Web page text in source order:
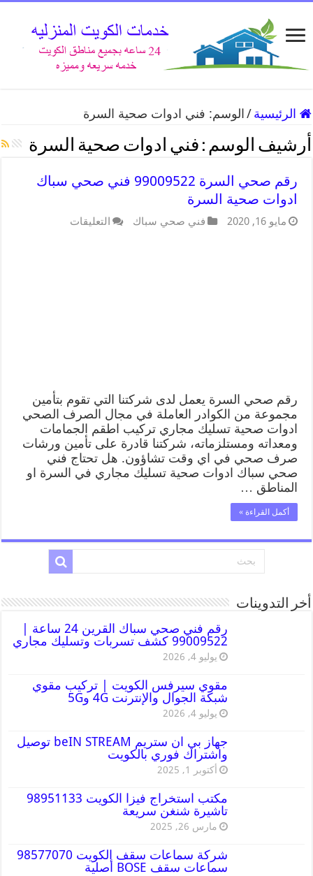
الرئيسية / الوسم: فني ادوات صحية السرة
أرشيف الوسم : فني ادوات صحية السرة
رقم صحي السرة 99009522 فني صحي سباك
ادوات صحية السرة
مايو 16, 2020 فني صحي سباك التعليقات
رقم صحي السرة يعمل لدى شركتنا التي تقوم بتأمين
مجموعة من الكوادر العاملة في مجال الصرف الصحي
ادوات صحية تسليك مجاري تركيب اطقم الجمامات
ومعداته ومستلزماته، شركتنا قادرة على تأمين ورشات
صرف صحي في اي وقت تشاؤون. هل تحتاج فني
صحي سباك ادوات صحية تسليك مجاري في السرة او
المناطق …
أكمل القراءة »
أخر التدوينات
رقم فني صحي سباك القرين 24 ساعة |
99009522 كشف تسربات وتسليك مجاري
يوليو 4, 2026
مقوي سيرفس الكويت | تركيب مقوي
شبكة الجوال والإنترنت 4G و5G
يوليو 4, 2026
جهاز بي ان ستريم beIN STREAM توصيل
واشتراك فوري بالكويت
أكتوبر 1, 2025
مكتب استخراج فيزا الكويت 98951133
تاشيرة شنغن سريعة
مارس 26, 2025
شركة سماعات سقف الكويت 98577070
سماعات سقف BOSE أصلية